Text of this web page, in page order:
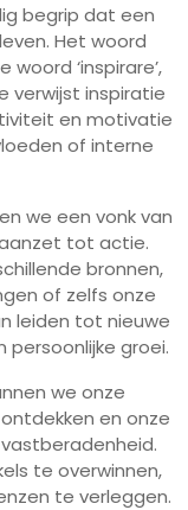
begrip dat een
Het woord
woord ‘inspirare’,
verwijst inspiratie
en motivatie
of interne
we een vonk van
tot actie.
bronnen,
of zelfs onze
leiden tot nieuwe
persoonlijke groei.
we onze
en onze
te overwinnen,
te verleggen.